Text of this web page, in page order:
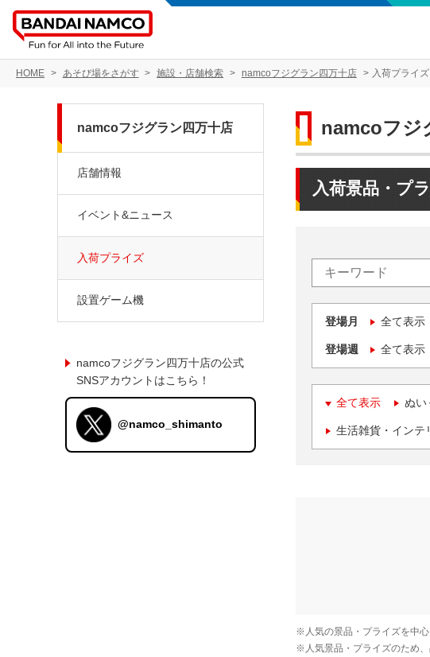
HOME あそび場をさがす 施設・店舗検索 namcoフジグラン四万十店 入荷プライズ
namcoフジ
入荷景品・プ
登場月 全て表示
登場週 全て表示
全て表示 ぬい
生活雑貨・インテ
namcoフジグラン四万十店
店舗情報
イベント&ニュース
入荷プライズ
設置ゲーム機
namcoフジグラン四万十店の公式
SNSアカウントはこちら！
@namco_shimanto